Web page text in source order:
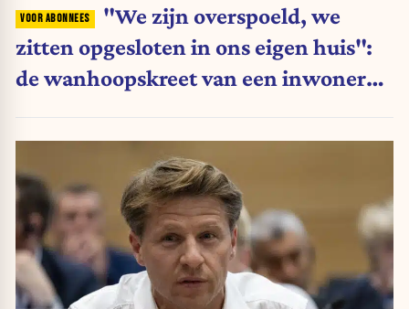
"We zijn overspoeld, we
zitten opgesloten in ons eigen huis":
de wanhoopskreet van een inwoner